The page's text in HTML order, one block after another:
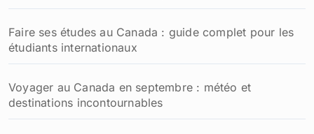
Faire ses études au Canada : guide complet pour les
étudiants internationaux
Voyager au Canada en septembre : météo et
destinations incontournables